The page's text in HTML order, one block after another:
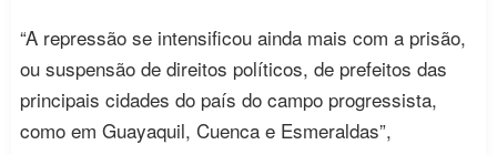
“A repressão se intensificou ainda mais com a prisão,
ou suspensão de direitos políticos, de prefeitos das
principais cidades do país do campo progressista,
como em Guayaquil, Cuenca e Esmeraldas”,